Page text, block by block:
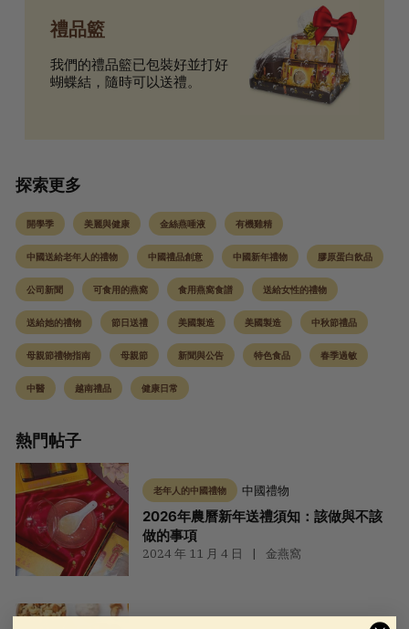
探索更多
開學季 美麗與健康 金絲燕唾液 有機雞精
中國送給老年人的禮物 中國禮品創意 中國新年禮物 膠原蛋白飲品
公司新聞 可食用的燕窩 食用燕窩食譜 送給女性的禮物
送給她的禮物 節日送禮 美國製造 美國製造 中秋節禮品
母親節禮物指南 母親節 新聞與公告 特色食品 春季過敏
中醫 越南禮品 健康日常
熱門帖子
老年人的中國禮物 中國禮物
2026年農曆新年送禮須知：該做與不該
做的事項
2024 年 11 月 4 日 金燕窩
禮品籃
我們的禮品籃已包裝好並打好
蝴蝶結，隨時可以送禮。